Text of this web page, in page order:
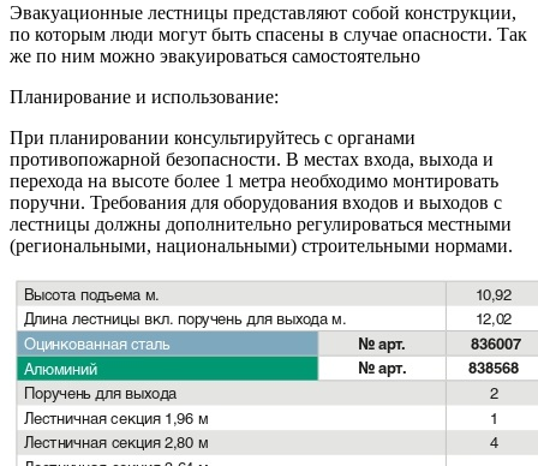
Эвакуационные лестницы представляют собой конструкции,
по которым люди могут быть спасены в случае опасности. Так
же по ним можно эвакуироваться самостоятельно
Планирование и использование:
При планировании консультируйтесь с органами
противопожарной безопасности. В местах входа, выхода и
перехода на высоте более 1 метра необходимо монтировать
поручни. Требования для оборудования входов и выходов с
лестницы должны дополнительно регулироваться местными
(региональными, национальными) строительными нормами.